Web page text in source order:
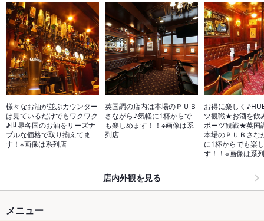
様々なお酒が並ぶカウンター
は見ているだけでもワクワク
♪世界各国のお酒をリーズナ
ブルな価格で取り揃えてま
す！※画像は系列店
英国調の店内は本場のＰＵＢ
さながら♪気軽に1杯からで
も楽しめます！！※画像は系
列店
お得に楽しく
ツ観戦★お酒を飲
ポーツ観戦★英国
本場のＰＵＢさな
に1杯からでも楽
す！！※画像は系
店内外観を見る
メニュー